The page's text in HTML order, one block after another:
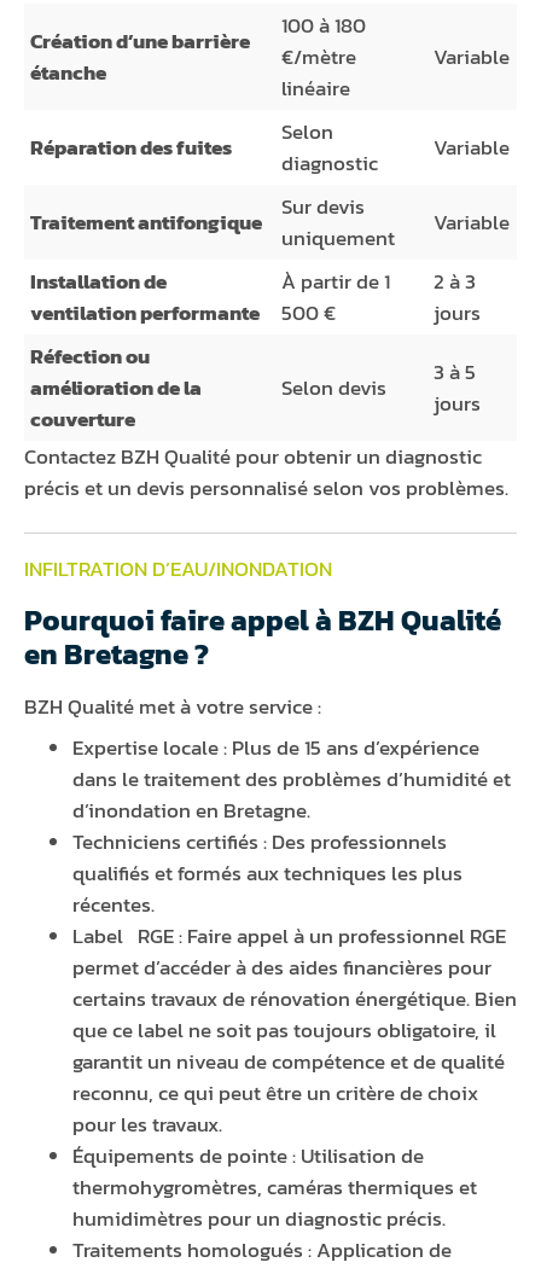
Création d’une barrière
étanche
100 à 180
€/mètre
linéaire
Variable
Réparation des fuites
Selon
diagnostic
Variable
Traitement antifongique
Sur devis
uniquement
Variable
Installation de
ventilation performante
À partir de 1
500 €
2 à 3
jours
Réfection ou
amélioration de la
couverture
Selon devis
3 à 5
jours
Contactez BZH Qualité pour obtenir un diagnostic
précis et un devis personnalisé selon vos problèmes.
INFILTRATION D’EAU/INONDATION
Pourquoi faire appel à BZH Qualité
en Bretagne ?
BZH Qualité met à votre service :
Expertise locale : Plus de 15 ans d’expérience
dans le traitement des problèmes d’humidité et
d’inondation en Bretagne.
Techniciens certifiés : Des professionnels
qualifiés et formés aux techniques les plus
récentes.
Label RGE : Faire appel à un professionnel RGE
permet d’accéder à des aides financières pour
certains travaux de rénovation énergétique. Bien
que ce label ne soit pas toujours obligatoire, il
garantit un niveau de compétence et de qualité
reconnu, ce qui peut être un critère de choix
pour les travaux.
Équipements de pointe : Utilisation de
thermohygromètres, caméras thermiques et
humidimètres pour un diagnostic précis.
Traitements homologués : Application de